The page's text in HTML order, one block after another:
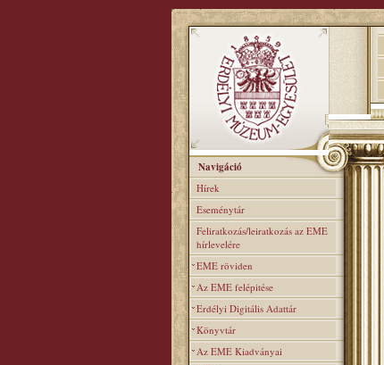
Navigáció
Hírek
Eseménytár
Feliratkozás/leiratkozás az EME
hírlevelére
EME röviden
Az EME felépitése
Erdélyi Digitális Adattár
Könyvtár
Az EME Kiadványai